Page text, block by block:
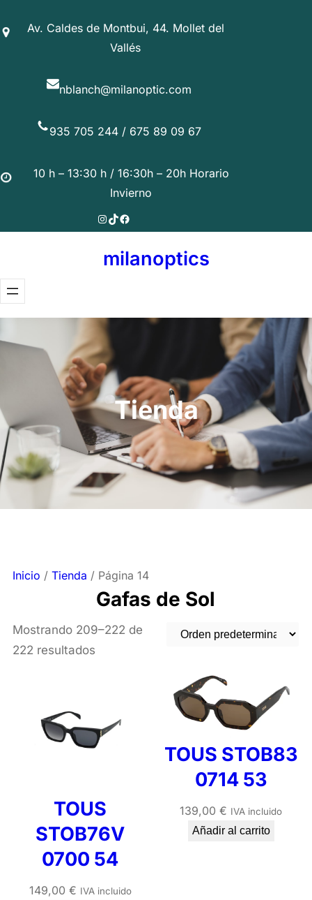
Av. Caldes de Montbui, 44. Mollet del
Vallés
nblanch@milanoptic.com
935 705 244 / 675 89 09 67
10 h – 13:30 h / 16:30h – 20h Horario
Invierno
Instagram
TikTok
Facebook
milanoptics
Tienda
Inicio / Tienda / Página 14
Gafas de Sol
Mostrando 209–222 de
222 resultados
TOUS
STOB76V
0700 54
149,00 € IVA incluido
TOUS STOB83
0714 53
139,00€ IVA incluido
Añadir al carrito